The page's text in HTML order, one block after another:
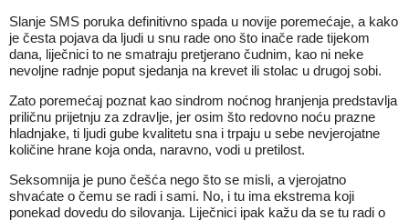
Slanje SMS poruka definitivno spada u novije poremećaje, a kako
je česta pojava da ljudi u snu rade ono što inače rade tijekom
dana, liječnici to ne smatraju pretjerano čudnim, kao ni neke
nevoljne radnje poput sjedanja na krevet ili stolac u drugoj sobi.
Zato poremećaj poznat kao sindrom noćnog hranjenja predstavlja
priličnu prijetnju za zdravlje, jer osim što redovno noću prazne
hladnjake, ti ljudi gube kvalitetu sna i trpaju u sebe nevjerojatne
količine hrane koja onda, naravno, vodi u pretilost.
Seksomnija je puno češća nego što se misli, a vjerojatno
shvaćate o čemu se radi i sami. No, i tu ima ekstrema koji
ponekad dovedu do silovanja. Liječnici ipak kažu da se tu radi o